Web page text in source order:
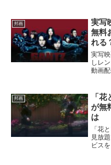
べて
臓を
つい
信サ
備知
邦画
実写
無料
れる
は？
実写
しレ
動画
るか
「
につ
配信
予備
邦画
「
が無
は
「花
見放
ビス